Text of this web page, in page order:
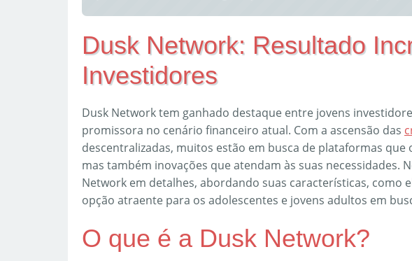
Dusk Network: Resultado
Investidores
Dusk Network tem ganhado destaque entre jovens
promissora no cenário financeiro atual. Com a ascensão das
descentralizadas, muitos estão em busca de plataformas que
mas também inovações que atendam às suas necessidades.
Network em detalhes, abordando suas características, como
opção atraente para os adolescentes e jovens adultos em
O que é a Dusk Network?